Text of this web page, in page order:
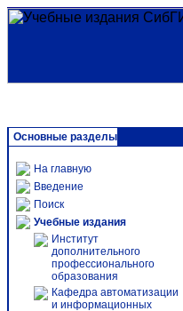
Основные разделы
На главную
Введение
Поиск
Учебные издания
Институт
дополнительного
профессионального
образования
Кафедра автоматизации
и информационных